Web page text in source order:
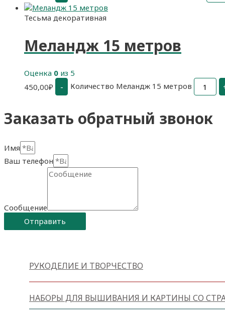
Тесьма декоративная
Меландж 15 метров
Оценка 0 из 5
450,00₽ - Количество Меландж 15 метров
Заказать обратный звонок
Имя
Ваш телефон
Сообщение
Отправить
РУКОДЕЛИЕ И ТВОРЧЕСТВО
НАБОРЫ ДЛЯ ВЫШИВАНИЯ И КАРТИНЫ СО